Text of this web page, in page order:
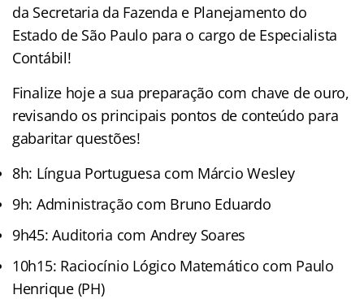
da Secretaria da Fazenda e Planejamento do
Estado de São Paulo para o cargo de Especialista
Contábil!
Finalize hoje a sua preparação com chave de ouro,
revisando os principais pontos de conteúdo para
gabaritar questões!
8h: Língua Portuguesa com Márcio Wesley
9h: Administração com Bruno Eduardo
9h45: Auditoria com Andrey Soares
10h15: Raciocínio Lógico Matemático com Paulo
Henrique (PH)